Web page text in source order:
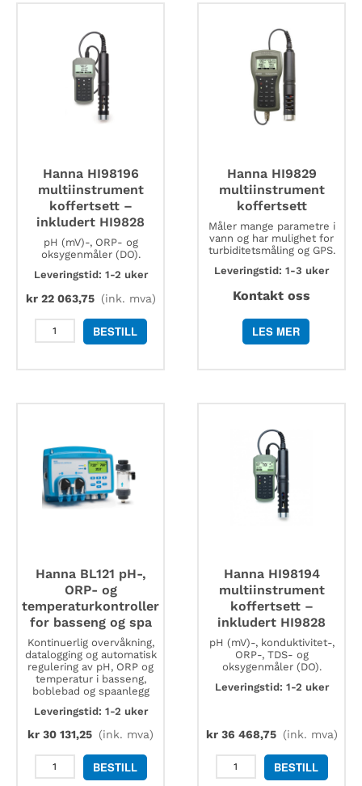
bordmodell
med
stativ
antall
Hanna HI98196
multiinstrument
koffertsett –
inkludert HI9828
pH (mV)-, ORP- og
oksygenmåler (DO).
Leveringstid: 1-2 uker
kr22 063,75 (ink. mva)
Hanna
HI98196
BESTILL
Hanna HI9829
multiinstrument
koffertsett
Måler mange parametre i
vann og har mulighet for
turbiditetsmåling og GPS.
Leveringstid: 1-3 uker
Kontakt oss
LES MER
Hanna BL121 pH-,
ORP- og
temperaturkontroller
for basseng og spa
Kontinuerlig overvåkning,
datalogging og automatisk
regulering av pH, ORP og
temperatur i basseng,
boblebad og spaanlegg
Leveringstid: 1-2 uker
kr 30 131,25 (ink. mva)
Hanna
BL121
BESTILL
Hanna HI98194
multiinstrument
koffertsett –
inkludert HI9828
pH (mV)-, konduktivitet-,
ORP-, TDS- og
oksygenmåler (DO).
Leveringstid: 1-2 uker
kr36 468,75 (ink. mva)
Hanna
HI98194
BESTILL